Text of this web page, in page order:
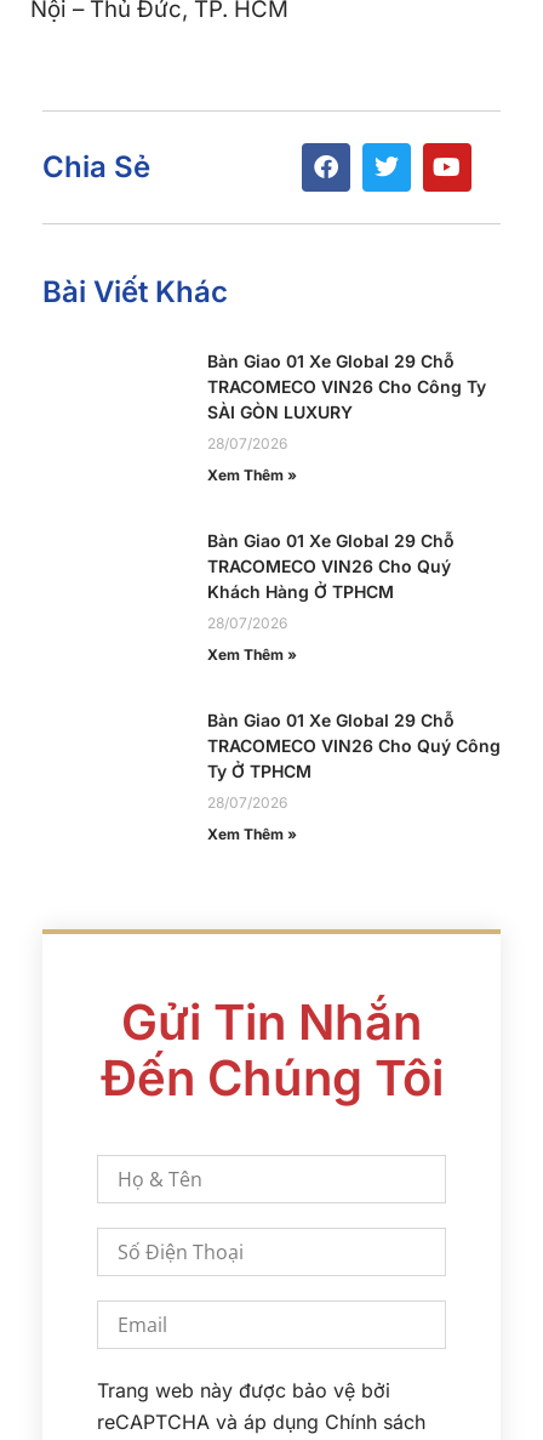
Nội – Thủ Đức, TP. HCM
Chia Sẻ
Bài Viết Khác
Bàn Giao 01 Xe Global 29 Chỗ
TRACOMECO VIN26 Cho Công Ty
SÀI GÒN LUXURY
28/07/2026
Xem Thêm »
Bàn Giao 01 Xe Global 29 Chỗ
TRACOMECO VIN26 Cho Quý
Khách Hàng Ở TPHCM
28/07/2026
Xem Thêm »
Bàn Giao 01 Xe Global 29 Chỗ
TRACOMECO VIN26 Cho Quý Công
Ty Ở TPHCM
28/07/2026
Xem Thêm »
Gửi Tin Nhắn
Đến Chúng Tôi
Trang web này được bảo vệ bởi
reCAPTCHA và áp dụng Chính sách